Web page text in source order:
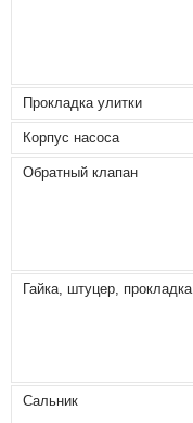
Прокладка улитки
Корпус насоса
Обратный клапан
Гайка, штуцер, прокладка
Сальник